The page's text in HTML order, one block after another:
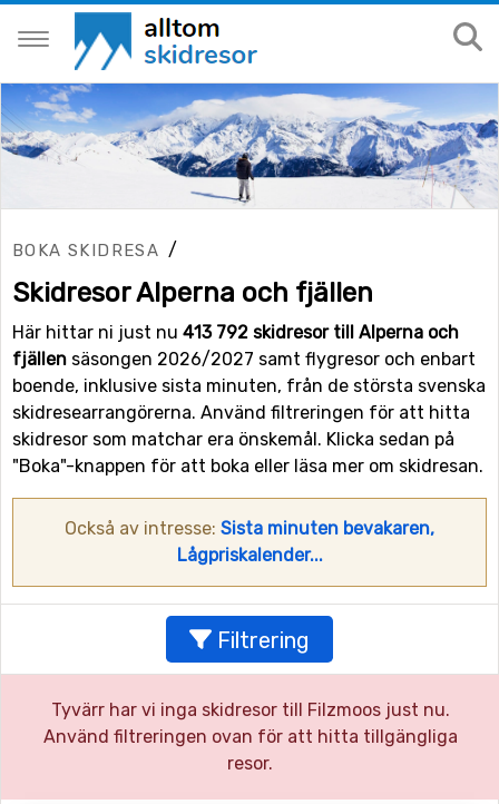
BOKA SKIDRESA /
Skidresor Alperna och fjällen
Här hittar ni just nu 413 792 skidresor till Alperna och
fjällen säsongen 2026/2027 samt flygresor och enbart
boende, inklusive sista minuten, från de största svenska
skidresearrangörerna. Använd filtreringen för att hitta
skidresor som matchar era önskemål. Klicka sedan på
"Boka"-knappen för att boka eller läsa mer om skidresan.
Också av intresse: Sista minuten bevakaren,
Lågpriskalender...
Filtrering
Tyvärr har vi inga skidresor till Filzmoos just nu.
Använd filtreringen ovan för att hitta tillgängliga
resor.